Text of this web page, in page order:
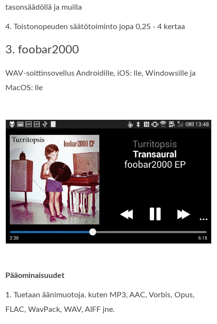
tasonsäädöllä ja muilla
4. Toistonopeuden säätötoiminto jopa 0,25 - 4 kertaa
3. foobar2000
WAV-soittinsovellus Androidille, iOS: lle, Windowsille ja
MacOS: lle
Pääominaisuudet
1. Tuetaan äänimuotoja, kuten MP3, AAC, Vorbis, Opus,
FLAC, WavPack, WAV, AIFF jne.